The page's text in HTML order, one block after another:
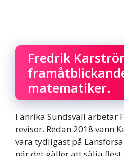
Fredrik
matematiker.
I anrika Sundsvall arbetar
revisor. Redan 2018 vann
vara tydligast på